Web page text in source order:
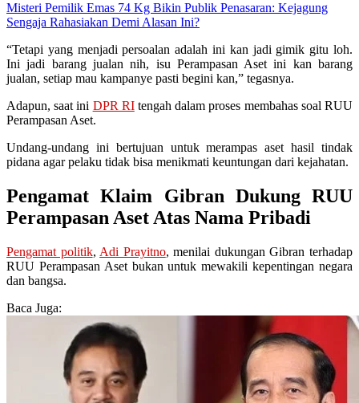
Misteri Pemilik Emas 74 Kg Bikin Publik Penasaran: Kejagung
Sengaja Rahasiakan Demi Alasan Ini?
“Tetapi yang menjadi persoalan adalah ini kan jadi gimik gitu loh.
Ini jadi barang jualan nih, isu Perampasan Aset ini kan barang
jualan, setiap mau kampanye pasti begini kan,” tegasnya.
Adapun, saat ini DPR RItengah dalam proses membahas soal RUU
Perampasan Aset.
Undang-undang ini bertujuan untuk merampas aset hasil tindak
pidana agar pelaku tidak bisa menikmati keuntungan dari kejahatan.
Pengamat Klaim Gibran Dukung RUU
Perampasan Aset Atas Nama Pribadi
Pengamat politik, Adi Prayitno, menilai dukungan Gibran terhadap
RUU Perampasan Aset bukan untuk mewakili kepentingan negara
dan bangsa.
Baca Juga: